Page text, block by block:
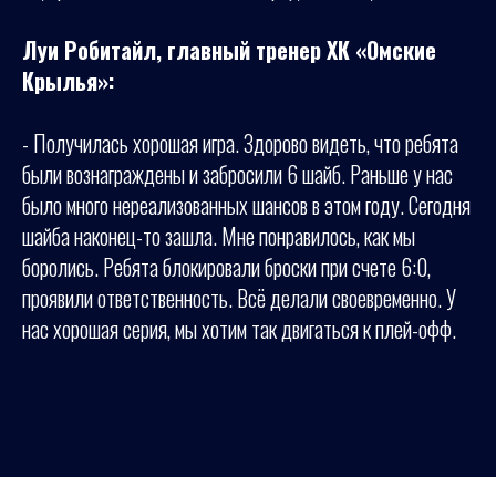
Луи Робитайл, главный тренер ХК «Омские
Крылья»:
- Получилась хорошая игра. Здорово видеть, что ребята
были вознаграждены и забросили 6 шайб. Раньше у нас
было много нереализованных шансов в этом году. Сегодня
шайба наконец-то зашла. Мне понравилось, как мы
боролись. Ребята блокировали броски при счете 6:0,
проявили ответственность. Всё делали своевременно. У
нас хорошая серия, мы хотим так двигаться к плей-офф.